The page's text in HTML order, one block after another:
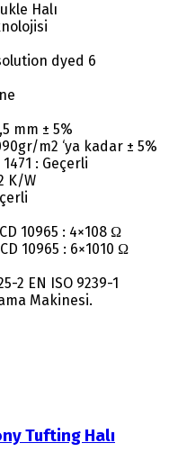
Halı
dyed 6
mm ± 5%
m2 ‘ya kadar ± 5%
: Geçerli
K/W
10965 : 4×108 Ω
10965 : 6×1010 Ω
2 EN ISO 9239-1
Makinesi.
Tufting Halı